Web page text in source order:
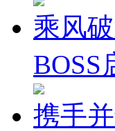
乘风
BOSS
携手